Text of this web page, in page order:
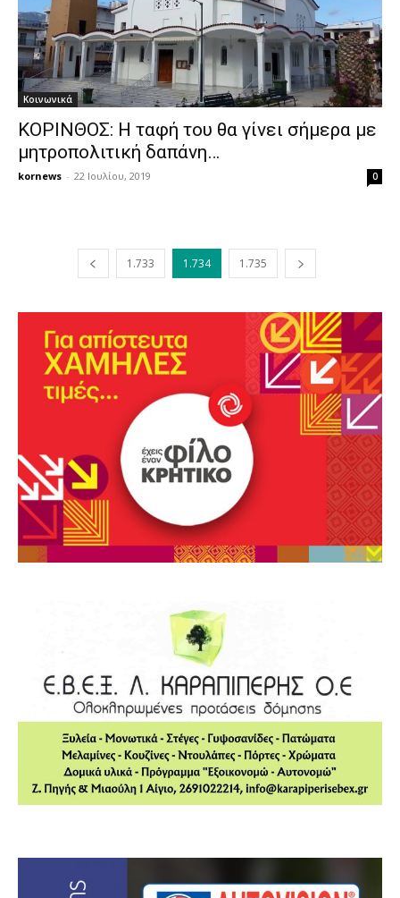
Κοινωνικά
ΚΟΡΙΝΘΟΣ: Η ταφή του θα γίνει σήμερα με
μητροπολιτική δαπάνη…
kornews - 22 Ιουλίου, 2019 0
1.733 1.734 1.735